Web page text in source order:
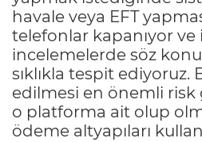
havale veya EFT
telefonlar kapanıyor ve
incelemelerde söz
sıklıkla tespit
edilmesi en önemli risk
o platforma ait olup
ödeme altyapıları